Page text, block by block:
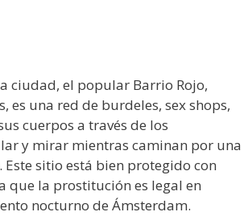
ciudad, el popular Barrio Rojo,
es una red de burdeles, sex shops,
cuerpos a través de los
y mirar mientras caminan por una
sitio está bien protegido con
que la prostitución es legal en
nocturno de Ámsterdam.